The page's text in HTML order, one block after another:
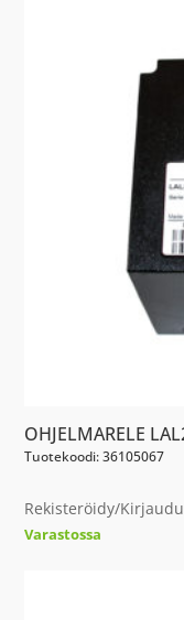
OHJELMARELE
Tuotekoodi: 36105067
Rekisteröidy/
Varastossa